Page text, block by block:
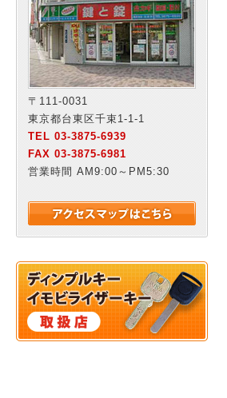
〒111-0031
東京都台東区千束1-1-1
TEL 03-3875-6939
FAX 03-3875-6981
営業時間 AM9:00～PM5:30